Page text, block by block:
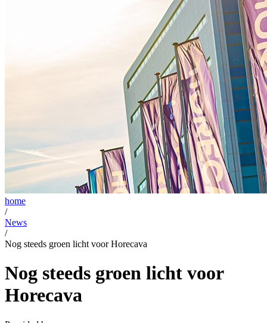
home
/
News
/
Nog steeds groen licht voor Horecava
Nog steeds groen licht voor
Horecava